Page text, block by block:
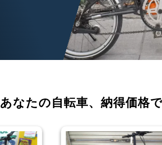
あなたの自転車、 納得価格